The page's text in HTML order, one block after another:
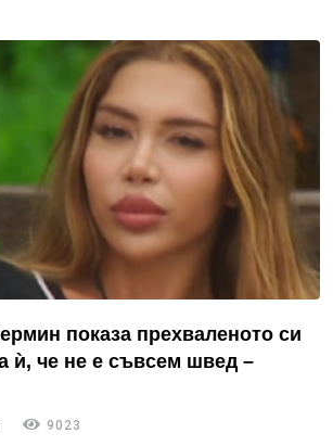
показа прехваленото си
ѝ, че не е съвсем швед –
9023